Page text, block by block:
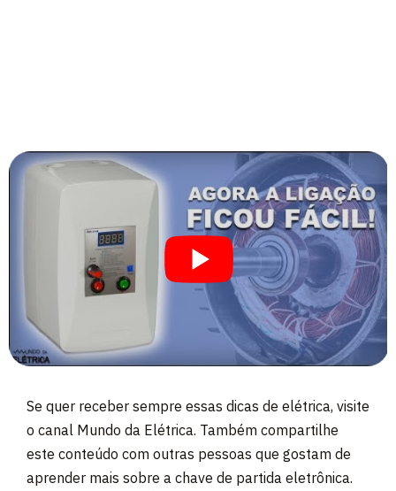
Se quer receber sempre essas dicas de elétrica, visite
o canal Mundo da Elétrica. Também compartilhe
este conteúdo com outras pessoas que gostam de
aprender mais sobre a chave de partida eletrônica.